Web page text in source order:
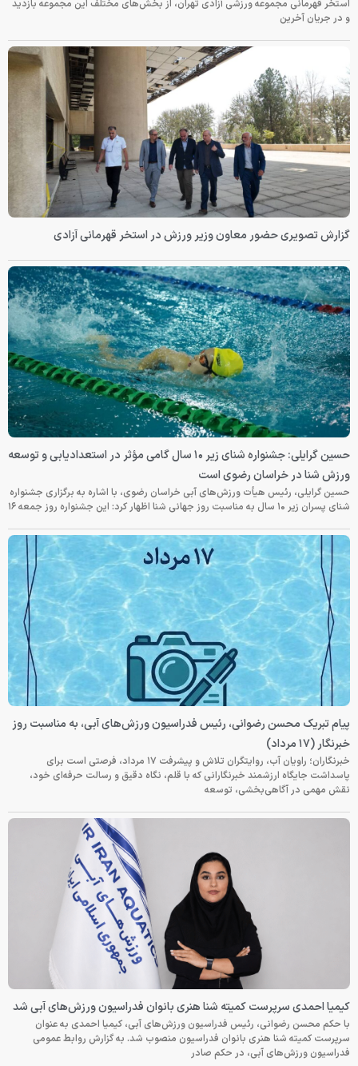
استخر قهرمانی مجموعه ورزشی آزادی تهران، از بخش‌های مختلف این مجموعه بازدید
و در جریان آخرین
گزارش تصویری حضور معاون وزیر ورزش در استخر قهرمانی آزادی
حسین گرایلی: جشنواره شنای زیر ۱۰ سال گامی مؤثر در استعدادیابی و توسعه
ورزش شنا در خراسان رضوی است
حسین گرایلی، رئیس هیأت ورزش‌های آبی خراسان رضوی، با اشاره به برگزاری جشنواره
شنای پسران زیر ۱۰ سال به مناسبت روز جهانی شنا اظهار کرد: این جشنواره روز جمعه‌ ۱۶
پیام تبریک محسن رضوانی، رئیس فدراسیون ورزش‌های آبی، به مناسبت روز
خبرنگار (۱۷ مرداد)
خبرنگاران؛ راویان آب، روایتگران تلاش و پیشرفت ۱۷ مرداد، فرصتی است برای
پاسداشت جایگاه ارزشمند خبرنگارانی که با قلم، نگاه دقیق و رسالت حرفه‌ای خود،
نقش مهمی در آگاهی‌بخشی، توسعه
کیمیا احمدی سرپرست کمیته شنا هنری بانوان فدراسیون ورزش‌های آبی شد
با حکم محسن رضوانی، رئیس فدراسیون ورزش‌های آبی، کیمیا احمدی به عنوان
سرپرست کمیته شنا هنری بانوان فدراسیون منصوب شد. به گزارش روابط عمومی
فدراسیون ورزش‌های آبی، در حکم صادر